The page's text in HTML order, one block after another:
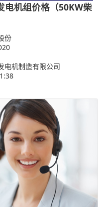
电机组价格（50KW柴
份
电机制造有限公司